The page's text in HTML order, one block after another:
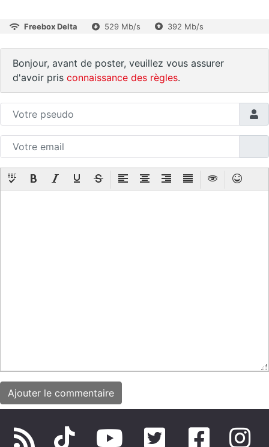
Freebox Delta 529 Mb/s 392 Mb/s
Bonjour, avant de poster, veuillez vous assurer
d'avoir pris connaissance des règles.